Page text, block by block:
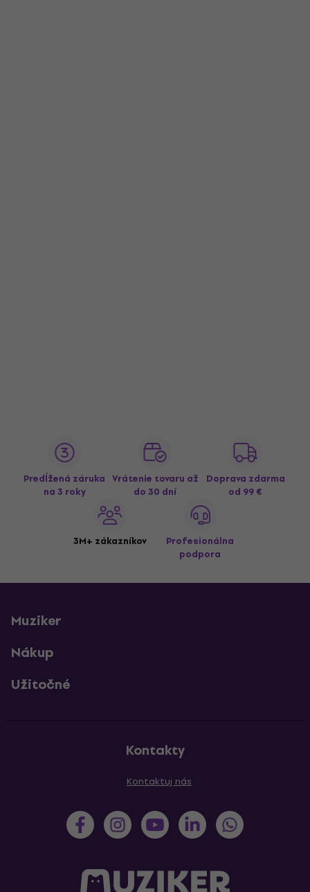
Predĺžená záruka
na 3 roky
Vrátenie tovaru až
do 30 dní
Doprava zdarma
od 99 €
3M+ zákazníkov
Profesionálna
podpora
Muziker
Nákup
Užitočné
Kontakty
Kontaktuj nás